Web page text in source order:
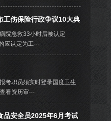
工伤保险行政争议10大典
院急救33小时后被认定
应认定为工···
考职员须实时登录国度卫生
看资历审···
品安全员2025年6月考试